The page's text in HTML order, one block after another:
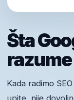
Šta
razume
Kada radimo
upite, nije